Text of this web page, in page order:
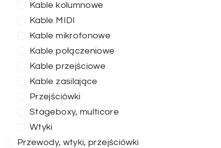
Kable kolumnowe
Kable MIDI
Kable mikrofonowe
Kable połączeniowe
Kable przejściowe
Kable zasilające
Przejściówki
Stageboxy, multicore
Wtyki
Przewody, wtyki, przejściówki